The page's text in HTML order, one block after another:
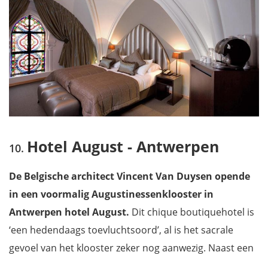
Hotel August - Antwerpen
De Belgische architect Vincent Van Duysen opende
in een voormalig Augustinessenklooster in
Antwerpen hotel August. Dit chique boutiquehotel is
‘een hedendaags toevluchtsoord’, al is het sacrale
gevoel van het klooster zeker nog aanwezig. Naast een